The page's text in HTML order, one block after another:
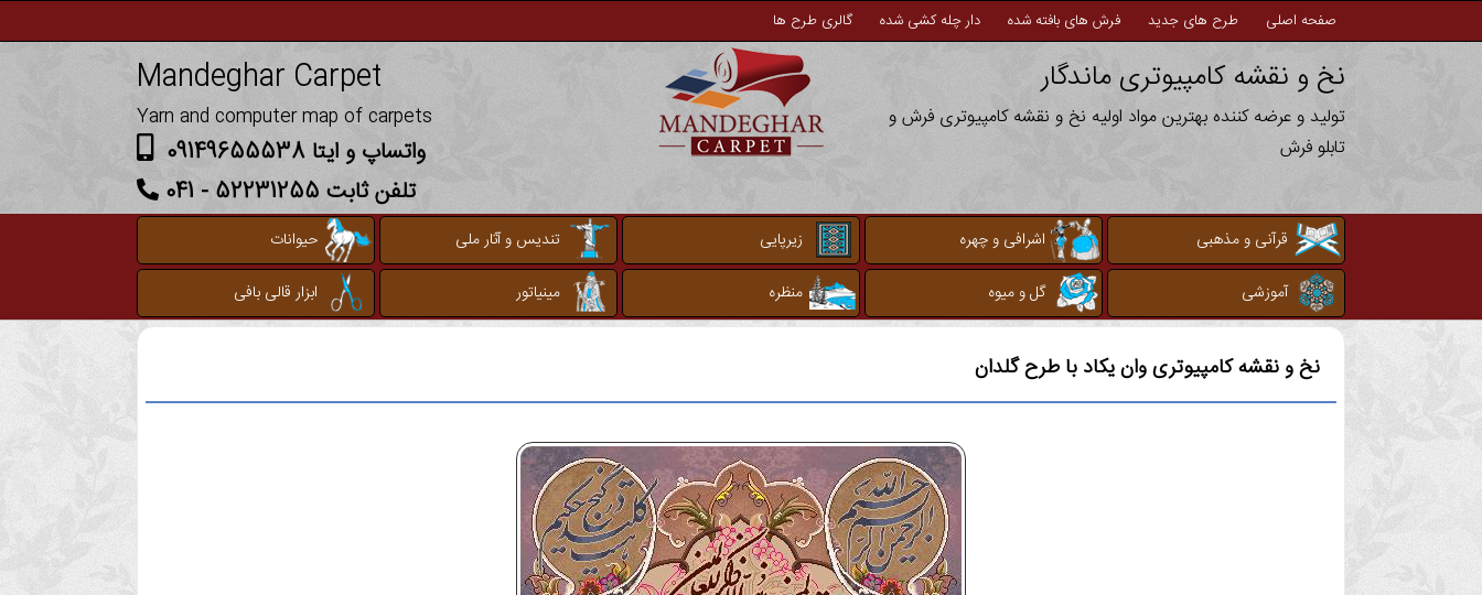
صفحه اصلی طرح های جدید فرش های بافته شده دار چله کشی شده گالری طرح ها
نخ و نقشه کامپیوتری ماندگار
تولید و عرضه کننده بهترین مواد اولیه نخ و نقشه کامپیوتری فرش و
تابلو فرش
Mandeghar Carpet
Yarn and computer map of carpets
واتساپ و ایتا 09149655538
تلفن ثابت 52231255 - 041
قرآنی و مذهبی اشرافی و چهره زیرپایی تندیس و آثار ملی
حیوانات
آموزشی
گل و میوه منظره مینیاتور ابزار قالی بافی
نخ و نقشه کامپیوتریوان یکاد با طرح گلدان